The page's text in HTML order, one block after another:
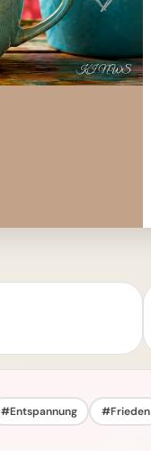
#Entspannung #Frieden